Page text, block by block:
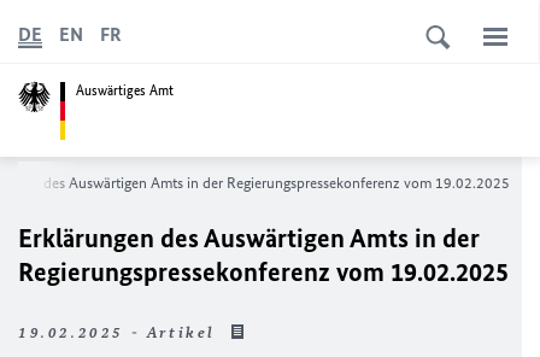
Auswärtiges Amt
DE EN FR
des Auswärtigen Amts in der Regierungspressekonferenz vom 19.02.2025
Erklärungen des Auswärtigen Amts in der
Regierungspressekonferenz vom 19.02.2025
19.02.2025 - Artikel